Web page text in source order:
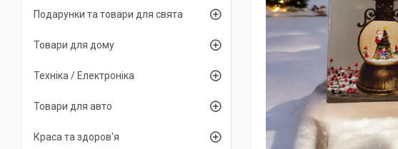
Подарунки та товари для свята
Товари для дому
Техніка / Електроніка
Товари для авто
Краса та здоров'я